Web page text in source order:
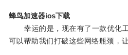
蜂鸟加速器ios下载
幸运的是，现在有了一款优化
可以帮助我们打破这些网络瓶颈，